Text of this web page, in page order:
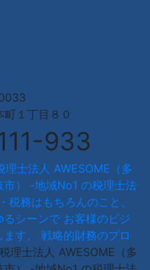
１丁目８０
933
理士法人 AWESOME（多
） -地域No1 の税理士法
税務はもちろんのこと、
シーンで お客様のビジ
す。 戦略的財務のプロ
理士法人 AWESOME（多